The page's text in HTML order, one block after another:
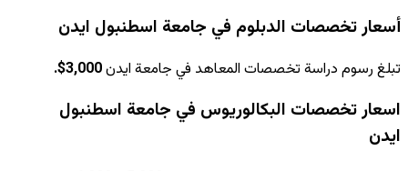
أسعار تخصصات الدبلوم في جامعة اسطنبول ايدن
تبلغ رسوم دراسة تخصصات المعاهد في جامعة ايدن3,000$.
اسعار تخصصات البكالوريوس في جامعة اسطنبول
ايدن